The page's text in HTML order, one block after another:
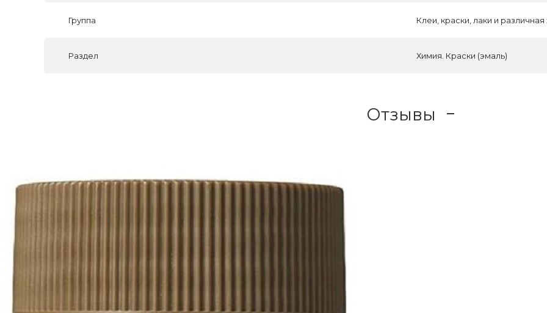
Группа Клеи, краски, лаки и различная
Раздел Химия. Краски (эмаль)
Отзывы